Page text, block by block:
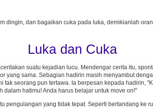
dan bagaikan cuka pada luka, demikianlah
Luka dan Cuka
suatu kejadian lucu. Mendengar cerita itu,
yang sama. Sebagian hadirin masih menyambut
tak seorang pun tertawa. Ia berpesan kepada hadirin,
hatimu! Anda harus belajar untuk move on!"
pengulangan yang tidak tepat. Seperti bertandang ke